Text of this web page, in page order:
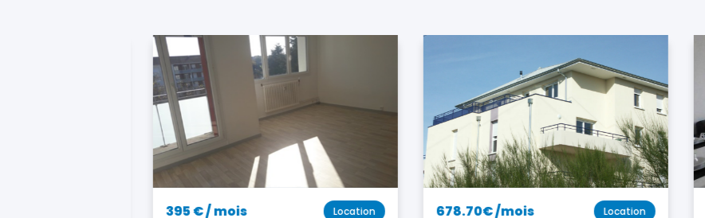
395 € / mois Location 678.70€ /mois Location